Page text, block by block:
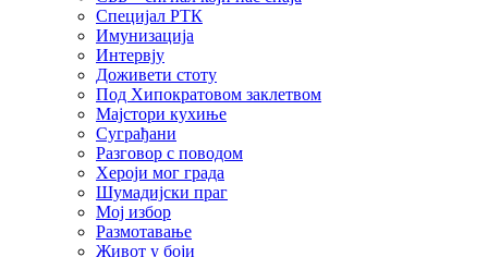
Специјал РТК
Имунизација
Интервју
Доживети стоту
Под Хипократовом заклетвом
Мајстори кухиње
Суграђани
Разговор с поводом
Хероји мог града
Шумадијски праг
Мој избор
Размотавање
Живот у боји